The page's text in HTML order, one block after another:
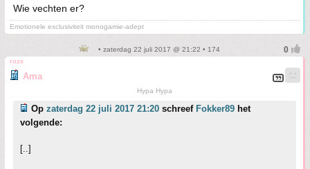
Wie vechten er?
Emotionele exclusiviteit monogamie-adept
• zaterdag 22 juli 2017 @ 21:22 • 174
roze
Ama
Hypa Hypa
Op zaterdag 22 juli 2017 21:20 schreef Fokker89 het
volgende:
[..]